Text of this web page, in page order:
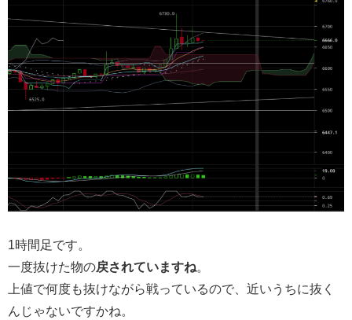
1時間足です。
一度抜けた物の戻されていますね。
上値で何度も抜けながら戦っているので、近いうちに抜く
んじゃないですかね。